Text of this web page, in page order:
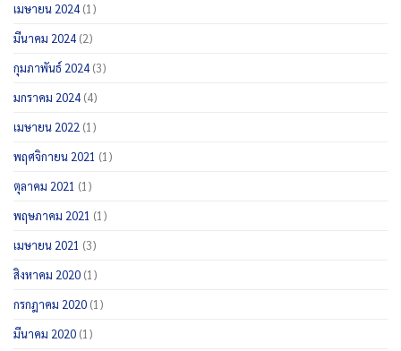
เมษายน 2024 (1)
มีนาคม 2024 (2)
กุมภาพันธ์ 2024 (3)
มกราคม 2024 (4)
เมษายน 2022 (1)
พฤศจิกายน 2021 (1)
ตุลาคม 2021 (1)
พฤษภาคม 2021 (1)
เมษายน 2021 (3)
สิงหาคม 2020 (1)
กรกฎาคม 2020 (1)
มีนาคม 2020 (1)